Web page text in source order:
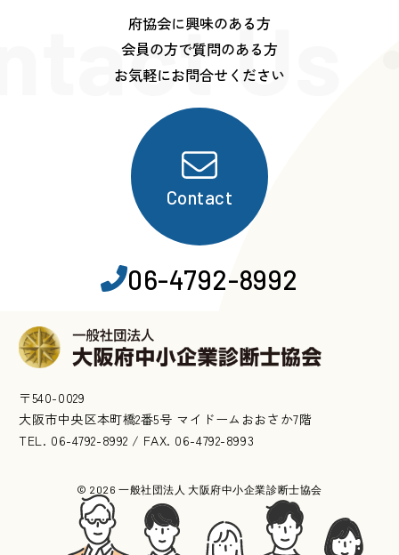
Us
府協会に興味のある方
会員の方で質問のある方
お気軽にお問合せください
Contact
06-4792-8992
〒540-0029
大阪市中央区本町橋2番5号 マイドームおおさか7階
TEL. 06-4792-8992 / FAX. 06-4792-8993
© 2026 一般社団法人 大阪府中小企業診断士協会